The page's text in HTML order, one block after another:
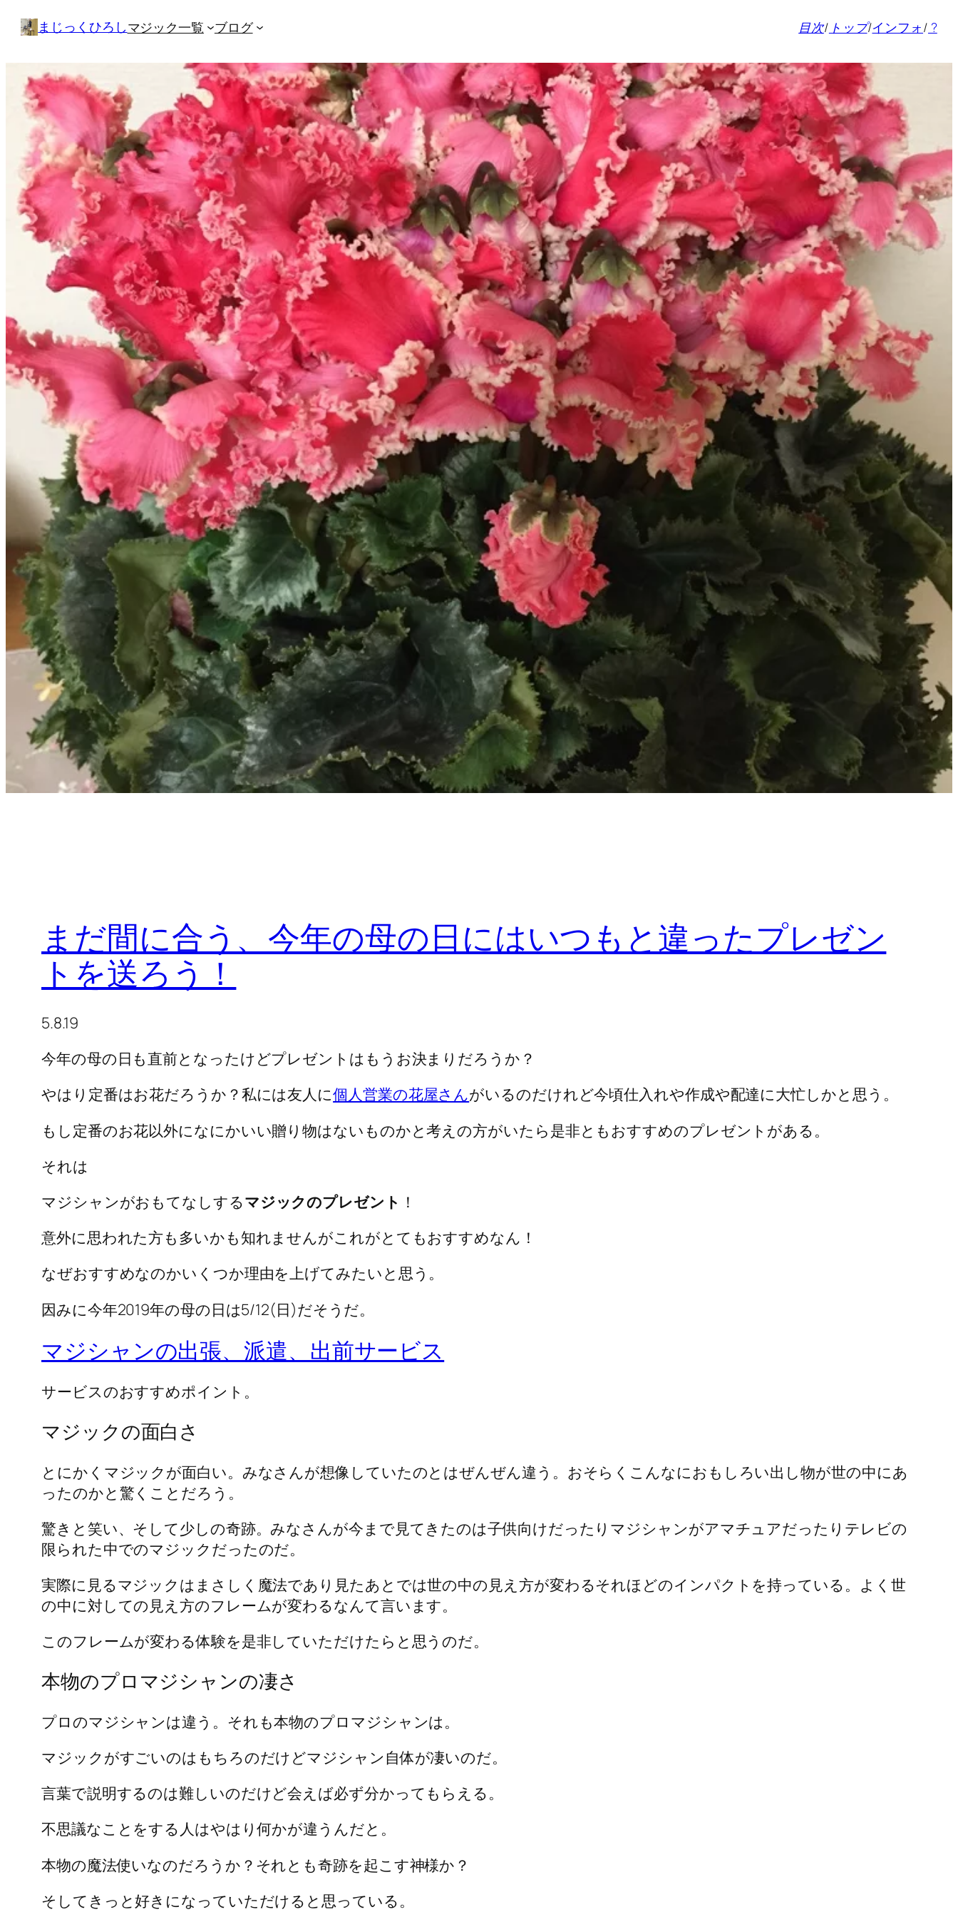
まじっくひろしマジック一覧 ブログ 目次/ トップ/インフォ/ ?
まだ間に合う、今年の母の日にはいつもと違ったプレゼン
トを送ろう！
5.8.19
今年の母の日も直前となったけどプレゼントはもうお決まりだろうか？
やはり定番はお花だろうか？私には友人に個人営業の花屋さんがいるのだけれど今頃仕入れや作成や配達に大忙しかと思う。
もし定番のお花以外になにかいい贈り物はないものかと考えの方がいたら是非ともおすすめのプレゼントがある。
それは
マジシャンがおもてなしするマジックのプレゼント ！
意外に思われた方も多いかも知れませんがこれがとてもおすすめなん！
なぜおすすめなのかいくつか理由を上げてみたいと思う。
因みに今年2019年の母の日は5/12(日)だそうだ。
マジシャンの出張、派遣、出前サービス
サービスのおすすめポイント。
マジックの面白さ
とにかくマジックが面白い。みなさんが想像していたのとはぜんぜん違う。おそらくこんなにおもしろい出し物が世の中にあ
ったのかと驚くことだろう。
驚きと笑い、そして少しの奇跡。みなさんが今まで見てきたのは子供向けだったりマジシャンがアマチュアだったりテレビの
限られた中でのマジックだったのだ。
実際に見るマジックはまさしく魔法であり見たあとでは世の中の見え方が変わるそれほどのインパクトを持っている。よく世
の中に対しての見え方のフレームが変わるなんて言います。
このフレームが変わる体験を是非していただけたらと思うのだ。
本物のプロマジシャンの凄さ
プロのマジシャンは違う。それも本物のプロマジシャンは。
マジックがすごいのはもちろのだけどマジシャン自体が凄いのだ。
言葉で説明するのは難しいのだけど会えば必ず分かってもらえる。
不思議なことをする人はやはり何かが違うんだと。
本物の魔法使いなのだろうか？それとも奇跡を起こす神様か？
そしてきっと好きになっていただけると思っている。